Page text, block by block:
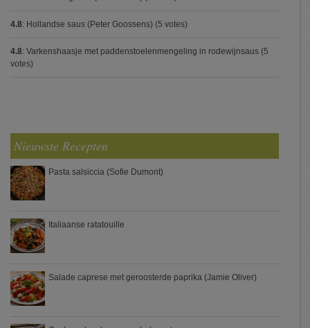
4.8: Hollandse saus (Peter Goossens) (5 votes)
4.8: Varkenshaasje met paddenstoelenmengeling in rodewijnsaus (5
votes)
Nieuwste Recepten
Pasta salsiccia (Sofie Dumont)
Italiaanse ratatouille
Salade caprese met geroosterde paprika (Jamie Oliver)